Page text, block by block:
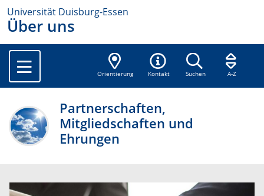
Universität Duisburg-Essen
Über uns
Orientierung Kontakt Suchen A-Z
Partnerschaften,
Mitgliedschaften und
Ehrungen